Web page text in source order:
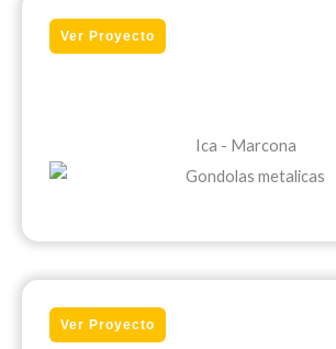
Ver Proyecto
Ica - Marcona
Ver Proyecto